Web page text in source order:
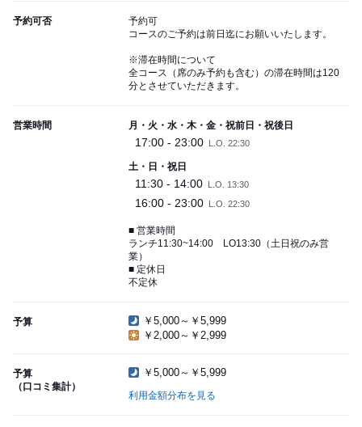
予約可否
予約可
コースのご予約は前日迄にお願いいたします。
※滞在時間について
全コース（席のみ予約も含む）の滞在時間は120
分とさせていただきます。
営業時間 月・火・水・木・金・祝前日・祝後日
17:00 - 23:00 L.O. 22:30
土・日・祝日
11:30 - 14:00 L.O. 13:30
16:00 - 23:00 L.O. 22:30
■ 営業時間
ランチ11:30~14:00 LO13:30（土日祝のみ営
業）
■ 定休日
不定休
予算
￥5,000～￥5,999
￥2,000～￥2,999
予算
（口コミ集計）
￥5,000～￥5,999
利用金額分布を見る